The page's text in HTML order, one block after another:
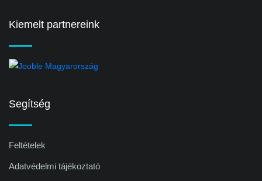
Kiemelt partnereink
Segítség
Feltételek
Adatvédelmi tájékoztató